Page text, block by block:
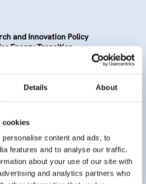
Details About
cookies
content and ads, to
features and to analyse our traffic.
about your use of our site with
and analytics partners who
and Innovation Policy
Energy Transition
change to foster shared
DIGITALISIERUNG …